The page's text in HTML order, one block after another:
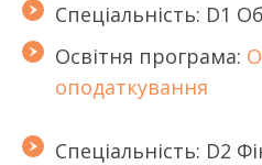
Спеціальність: D1
Освітня програма:
оподаткування
Спеціальність: D2